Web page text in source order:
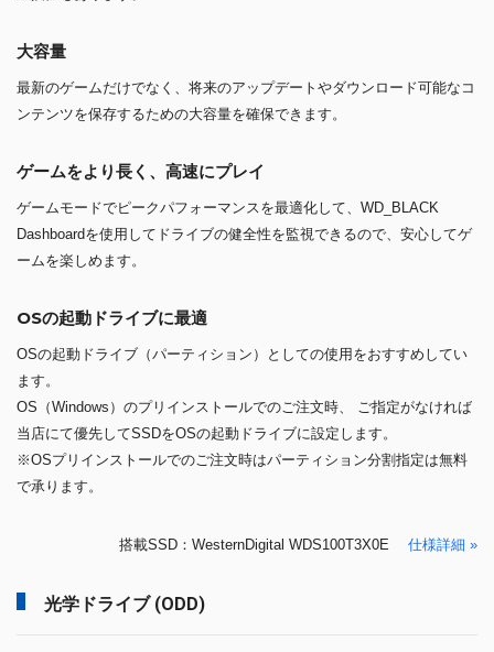
大容量
最新のゲームだけでなく、将来のアップデートやダウンロード可能なコ
ンテンツを保存するための大容量を確保できます。
ゲームをより長く、高速にプレイ
ゲームモードでピークパフォーマンスを最適化して、WD_BLACK
Dashboardを使用してドライブの健全性を監視できるので、安心してゲ
ームを楽しめます。
OSの起動ドライブに最適
OSの起動ドライブ（パーティション）としての使用をおすすめしてい
ます。
OS（Windows）のプリインストールでのご注文時、 ご指定がなければ
当店にて優先してSSDをOSの起動ドライブに設定します。
※OSプリインストールでのご注文時はパーティション分割指定は無料
で承ります。
搭載SSD：WesternDigital WDS100T3X0E 仕様詳細 »
光学ドライブ (ODD)